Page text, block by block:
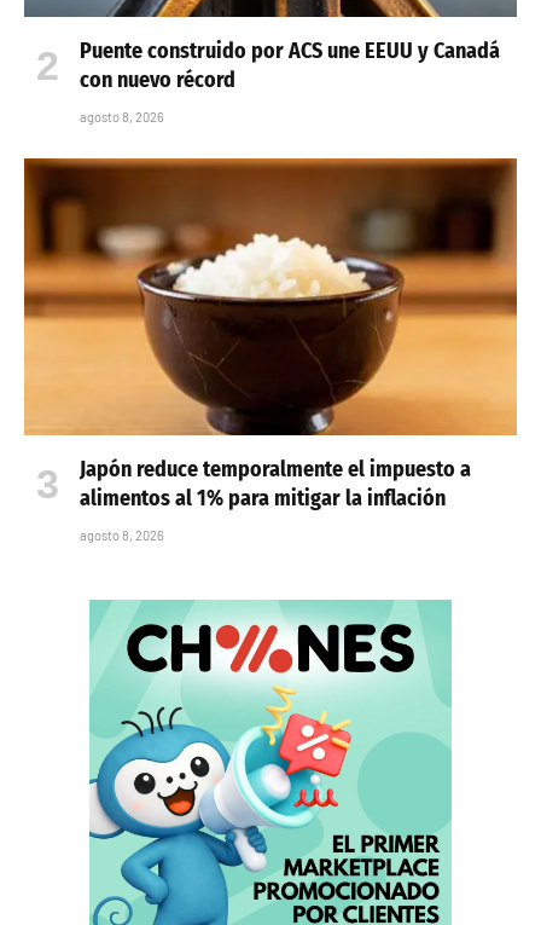
Puente construido por ACS une EEUU y Canadá
con nuevo récord
agosto 8, 2026
Japón reduce temporalmente el impuesto a
alimentos al 1% para mitigar la inflación
agosto 8, 2026